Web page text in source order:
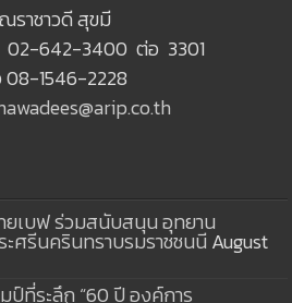
ราชาวดี สุขมี
02-642-3400 ต่อ 3301
08-1546-2228
เบฟ ร่วมสนับสนุน อุทยาน
ศรีนครินทราบรมราชชนนี August
ที่ระลึก “60 ปี องค์การ